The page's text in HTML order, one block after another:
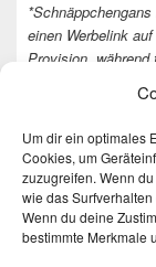
Um dir ein optimales
Cookies, um
zuzugreifen. Wenn
wie das
Wenn du deine
bestimmte Merkmale
einen Werbelink
Provision,
Vielen Dank dafür!